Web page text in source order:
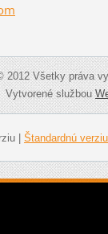
m
2012 Všetky práva
Vytvorené službou
| Štandardnú verziu